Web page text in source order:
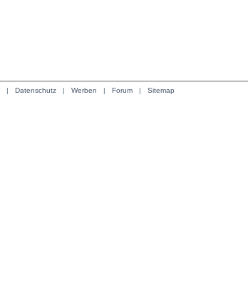
| Datenschutz | Werben | Forum | Sitemap